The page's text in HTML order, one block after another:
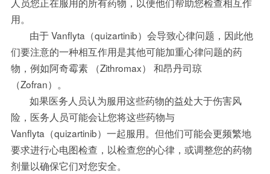
用。
由于 Vanflyta（quizartinib）会导致心律问题，因此他
们要注意的一种相互作用是其他可能加重心律问题的药
物，例如阿奇霉素 （Zithromax） 和昂丹司琼
（Zofran）。
如果医务人员认为服用这些药物的益处大于伤害风
险，医务人员可能会让您将这些药物与
Vanflyta（quizartinib）一起服用。但他们可能会更频繁地
要求进行心电图检查，以检查您的心律，或调整您的药物
剂量以确保它们对您安全。